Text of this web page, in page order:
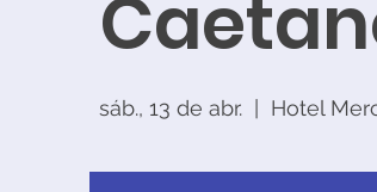
sáb., 13 de abr.
  |
Hotel